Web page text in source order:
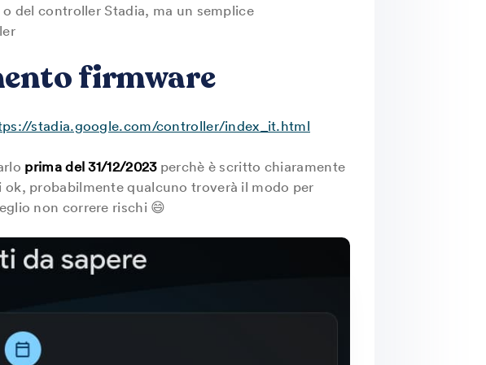
del controller Stadia, ma un semplice
firmware
stadia.google.com/controller/index_it.html
prima del 31/12/2023perchè è scritto chiaramente
ok, probabilmente qualcuno troverà il modo per
non correre rischi 😄